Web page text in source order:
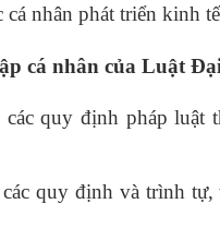
nhân phát triển kinh
cá nhân của Luật
quy định pháp luật
quy định và trình